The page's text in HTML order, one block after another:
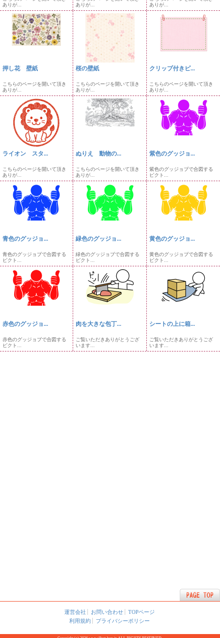
ありが...
ありが...
ありが...
押し花 壁紙
こちらのページを開いて頂き
ありが...
桜の壁紙
こちらのページを開いて頂き
ありが...
クリップ付きピ...
こちらのページを開いて頂き
ありが...
ライオン スタ...
こちらのページを開いて頂き
ありが...
ぬりえ 動物の...
こちらのページを開いて頂き
ありが...
紫色のグッジョ...
紫色のグッジョブで合図する
ピクト...
青色のグッジョ...
青色のグッジョブで合図する
ピクト...
緑色のグッジョ...
緑色のグッジョブで合図する
ピクト...
黄色のグッジョ...
黄色のグッジョブで合図する
ピクト...
赤色のグッジョ...
赤色のグッジョブで合図する
ピクト...
肉を大きな包丁...
ご覧いただきありがとうござ
います...
シートの上に箱...
ご覧いただきありがとうござ
います...
運営会社 お問い合わせ
TOPページ
利用規約
プライバシーポリシー